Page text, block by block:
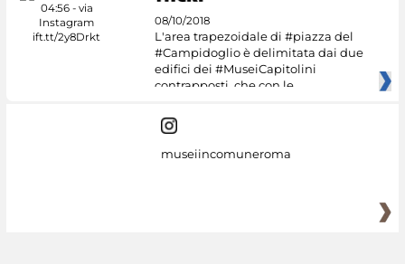
08/10/2018
L'area trapezoidale di #piazza del
#Campidoglio è delimitata dai due
edifici dei #MuseiCapitolini
contrapposti, che con le
museiincomuneroma